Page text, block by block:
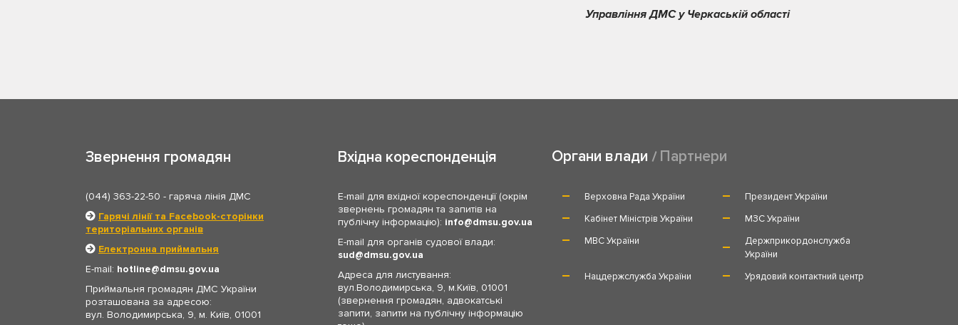
Управління ДМС у Черкаській області
Звернення громадян
(044) 363-22-50 - гаряча лінія ДМС
Гарячі лінії та Facebook-сторінки
територіальних органів
Електронна приймальня
E-mail: hotline
dmsu.gov.ua
Приймальня громадян ДМС України
розташована за адресою:
вул. Володимирська, 9, м. Київ, 01001
Вхідна кореспонденція
E-mail для вхідної кореспонденції (окрім
звернень громадян та запитів на
публічну інформацію): info
dmsu.gov.ua
E-mail для органів судової влади:
sud
dmsu.gov.ua
Адреса для листування:
вул.Володимирська, 9, м.Київ, 01001
(звернення громадян, адвокатські
запити, запити на публічну інформацію
Органи влади Партнери
Верховна Рада України
Президент України
Кабінет Міністрів України
МЗС України
МВС України
Держприкордонслужба
України
Нацдержслужба України
Урядовий контактний центр